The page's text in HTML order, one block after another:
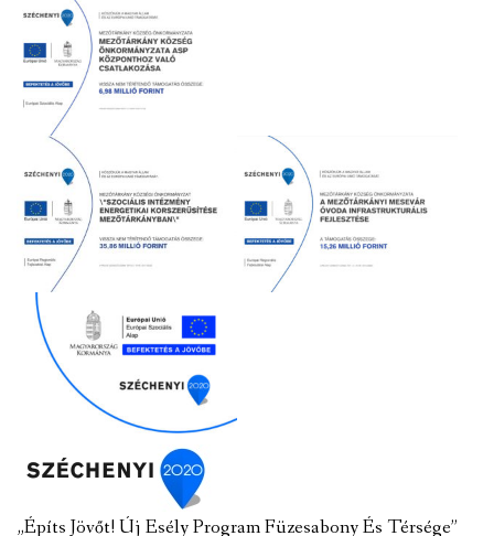
„Építs Jövőt! Új Esély Program Füzesabony És Térsége”